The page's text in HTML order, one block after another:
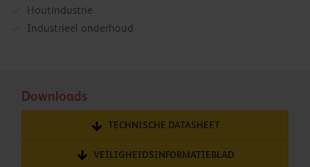
Houtindustrie
Industrieel onderhoud
Downloads
TECHNISCHE DATASHEET
VEILIGHEIDSINFORMATIEBLAD